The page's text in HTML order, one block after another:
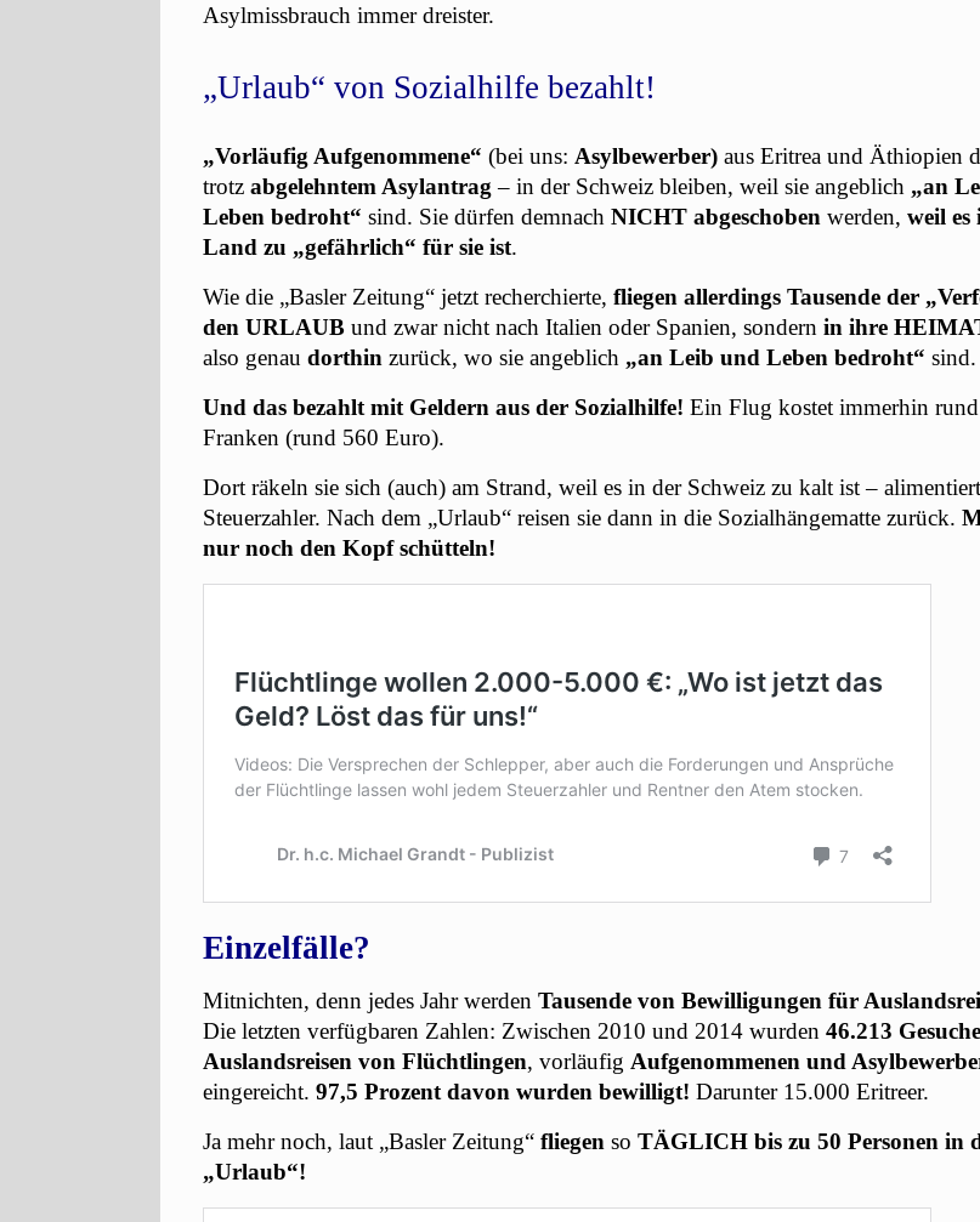
Asylmissbrauch immer dreister.
„Urlaub“ von Sozialhilfe bezahlt!
„Vorläufig Aufgenommene“ (bei uns: Asylbewerber) aus Eritrea und Äthiopien
trotz abgelehntem Asylantrag– in der Schweiz bleiben, weil sie angeblich „an
Leben bedroht“ sind. Sie dürfen demnach NICHT abgeschoben werden, weil
Land zu „gefährlich“ für sie ist.
Wie die „Basler Zeitung“ jetzt recherchierte, fliegen allerdings Tausende der
den URLAUB und zwar nicht nach Italien oder Spanien, sondern in ihre
also genau dorthin zurück, wo sie angeblich „an Leib und Leben bedroht“ sind.
Und das bezahlt mit Geldern aus der Sozialhilfe! Ein Flug kostet immerhin
Franken (rund 560 Euro).
Dort räkeln sie sich (auch) am Strand, weil es in der Schweiz zu kalt ist –
Steuerzahler. Nach dem „Urlaub“ reisen sie dann in die Sozialhängematte zurück.
nur noch den Kopf schütteln!
Einzelfälle?
Mitnichten, denn jedes Jahr werden Tausende von Bewilligungen für
Die letzten verfügbaren Zahlen: Zwischen 2010 und 2014 wurden 46.213
Auslandsreisen von Flüchtlingen, vorläufig Aufgenommenen und
eingereicht. 97,5 Prozent davon wurden bewilligt! Darunter 15.000 Eritreer.
Ja mehr noch, laut „Basler Zeitung“ fliegen so TÄGLICH bis zu 50 Personen in
„Urlaub“!